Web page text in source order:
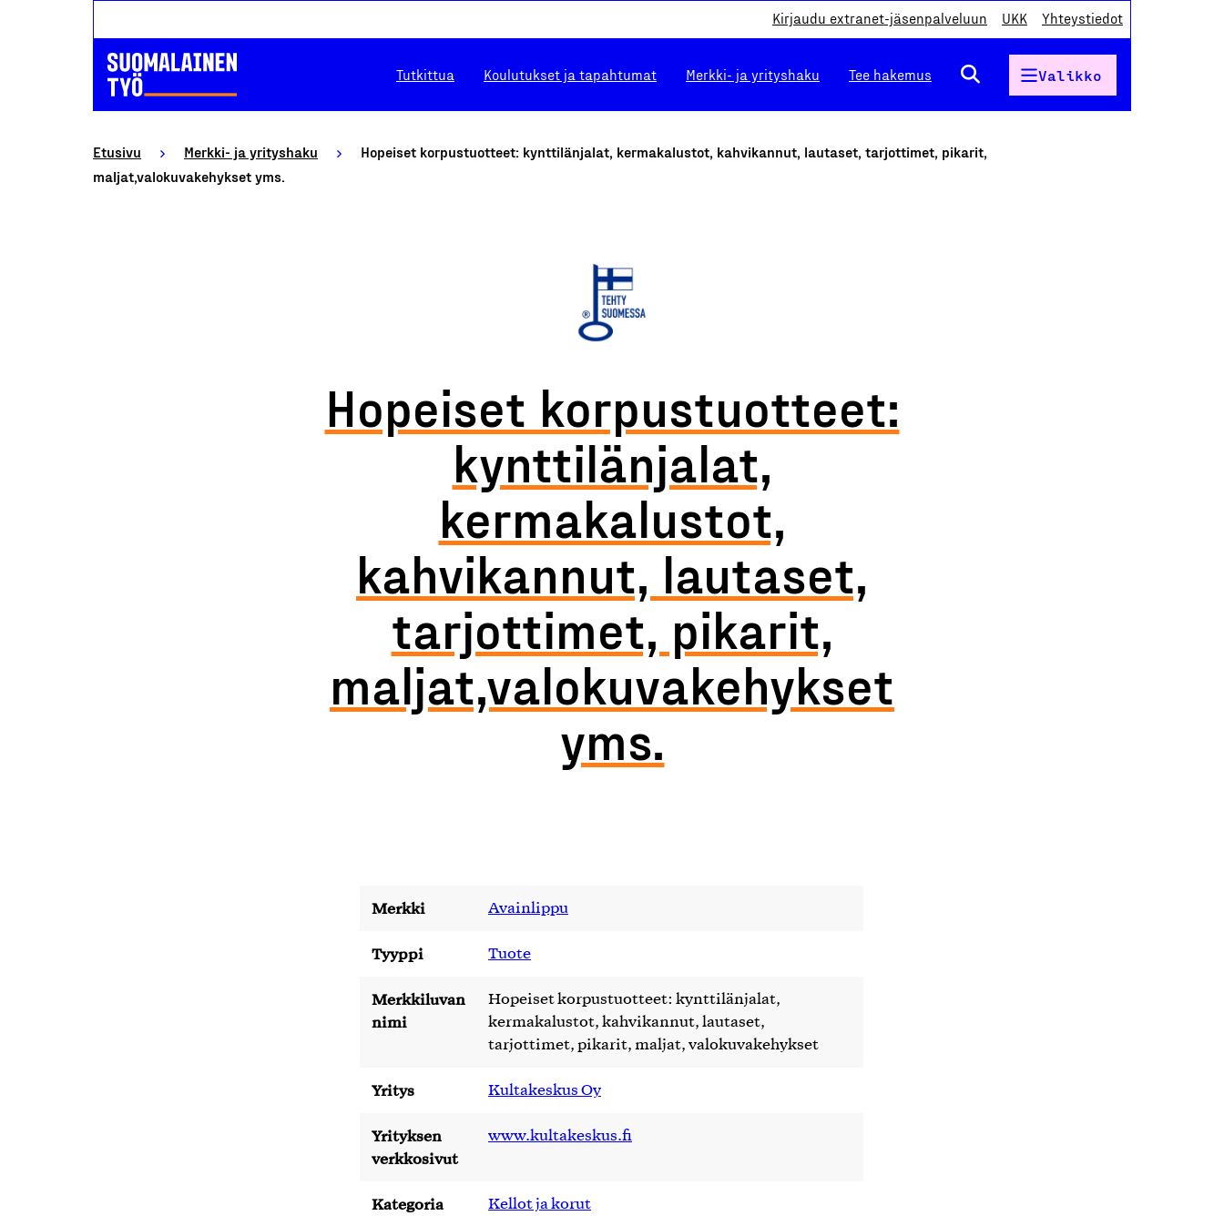
Kirjaudu extranet-jäsenpalveluun UKK Yhteystiedot
Tutkittua Koulutukset ja tapahtumat Merkki- ja yrityshaku Tee hakemus Valikko
Etusivu Merkki- ja yrityshaku
Hopeiset korpustuotteet: kynttilänjalat, kermakalustot, kahvikannut, lautaset, tarjottimet, pikarit,
maljat,valokuvakehykset yms.
Hopeiset korpustuotteet:
kynttilänjalat,
kermakalustot,
kahvikannut, lautaset,
tarjottimet, pikarit,
maljat,valokuvakehykset
yms.
Merkki Avainlippu
Tyyppi Tuote
Merkkiluvan
nimi
Hopeiset korpustuotteet: kynttilänjalat,
kermakalustot, kahvikannut, lautaset,
tarjottimet, pikarit, maljat, valokuvakehykset
Yritys Kultakeskus Oy
Yrityksen
verkkosivut
www.kultakeskus.fi
Kategoria Kellot ja korut